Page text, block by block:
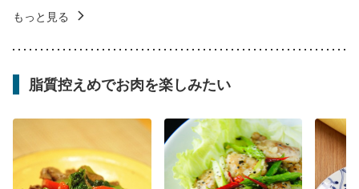
もっと見る
脂質控えめでお肉を楽しみたい